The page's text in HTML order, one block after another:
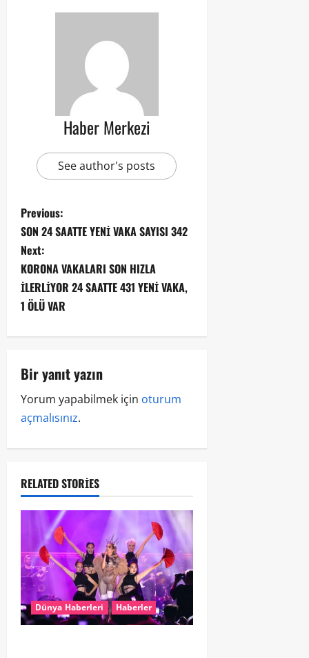
Haber Merkezi
See author's posts
Previous:
SON 24 SAATTE YENİ VAKA SAYISI 342
Next:
KORONA VAKALARI SON HIZLA
İLERLİYOR 24 SAATTE 431 YENİ VAKA,
1 ÖLÜ VAR
Bir yanıt yazın
Yorum yapabilmek için oturum
açmalısınız.
RELATED STORIES
Dünya Haberleri Haberler